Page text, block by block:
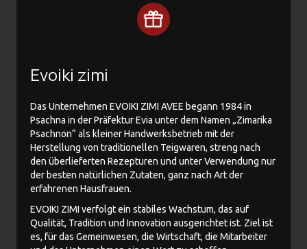
Evoiki zimi
Das Unternehmen EVOIKI ZIMI AVEE begann 1984 in
Psachna in der Präfektur Evia unter dem Namen „Zimarika
Psachnon“ als kleiner Handwerksbetrieb mit der
Herstellung von traditionellen Teigwaren, streng nach
den überlieferten Rezepturen und unter Verwendung nur
der besten natürlichen Zutaten, ganz nach Art der
erfahrenen Hausfrauen.
EVOIKI ZIMI verfolgt ein stabiles Wachstum, das auf
Qualität, Tradition und Innovation ausgerichtet ist. Ziel ist
es, für das Gemeinwesen, die Wirtschaft, die Mitarbeiter